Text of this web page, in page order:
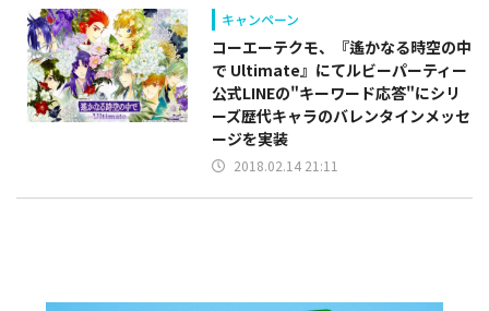
キャンペーン
コーエーテクモ、『遙かなる時空の中
で Ultimate』にてルビーパーティー
公式LINEの"キーワード応答"にシリ
ーズ歴代キャラのバレンタインメッセ
ージを実装
2018.02.14 21:11